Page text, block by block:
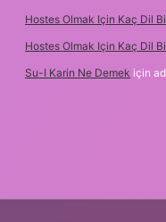
Hostes Olmak Için Kaç Dil
Hostes Olmak Için Kaç Dil
Su-I Karin Ne Demek için